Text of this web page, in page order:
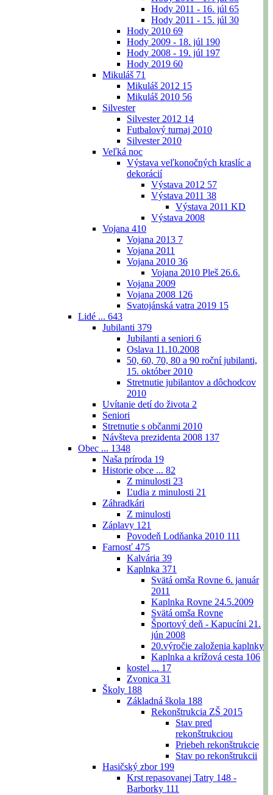
Hody 2011 - 16. júl 65
Hody 2011 - 15. júl 30
Hody 2010 69
Hody 2009 - 18. júl 190
Hody 2008 - 19. júl 197
Hody 2019 60
Mikuláš 71
Mikuláš 2012 15
Mikuláš 2010 56
Silvester
Silvester 2012 14
Futbalový turnaj 2010
Silvester 2010
Veľká noc
Výstava veľkonočných kraslíc a
dekorácií
Výstava 2012 57
Výstava 2011 38
Výstava 2011 KD
Výstava 2008
Vojana 410
Vojana 2013 7
Vojana 2011
Vojana 2010 36
Vojana 2010 Pleš 26.6.
Vojana 2009
Vojana 2008 126
Svatojánská vatra 2019 15
Lidé ... 643
Jubilanti 379
Jubilanti a seniori 6
Oslava 11.10.2008
50, 60, 70, 80 a 90 roční jubilanti,
15. október 2010
Stretnutie jubilantov a dôchodcov
2010
Uvítanie detí do života 2
Seniori
Stretnutie s občanmi 2010
Návšteva prezidenta 2008 137
Obec ... 1348
Naša príroda 19
Historie obce ... 82
Z minulosti 23
Ľudia z minulosti 21
Záhradkári
Z minulosti
Záplavy 121
Povodeň Lodňanka 2010 111
Farnosť 475
Kalvária 39
Kaplnka 371
Svätá omša Rovne 6. január
2011
Kaplnka Rovne 24.5.2009
Svätá omša Rovne
Športový deň - Kapucíni 21.
jún 2008
20.výročie založenia kaplnky
Kaplnka a krížová cesta 106
kostel ... 17
Zvonica 31
Školy 188
Základná škola 188
Rekonštrukcia ZŠ 2015
Stav pred
rekonštrukciou
Priebeh rekonštrukcie
Stav po rekonštrukcii
Hasičský zbor 199
Krst repasovanej Tatry 148 -
Barborky 111